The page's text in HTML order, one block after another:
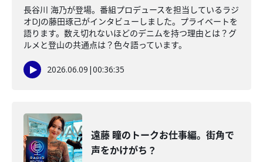
長谷川 海乃が登場。番組プロデュースを担当しているラジ
オDJの藤田琢己がインタビューしました。プライベートを
語ります。数え切れないほどのデニムを持つ理由とは？グ
ルメと登山の共通点は？色々語っています。
2026.06.09 |00:36:35
遠藤 瞳のトークお仕事編。街角で
声をかけがち？